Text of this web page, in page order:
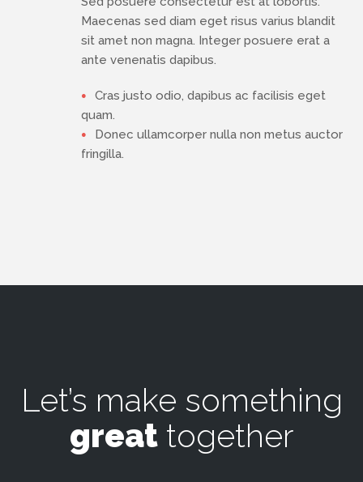
Maecenas sed diam eget risus varius blandit
sit amet non magna. Integer posuere erat a
ante venenatis dapibus.
Cras justo odio, dapibus ac facilisis eget
quam.
Donec ullamcorper nulla non metus auctor
fringilla.
Let’s make something
greattogether